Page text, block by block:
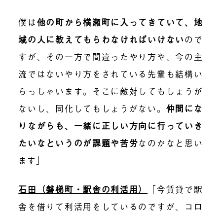
僕は他の町から横瀬町に入ってきていて、地
域の人に教えてもらわなければいけないので
すが、その一方で間違ったやり方や、今の主
流ではないやり方をされている先輩も結構い
らっしゃいます。そこに敵対してもしょうが
ないし、同化してもしょうがない。 仲間にな
りながらも、一緒に正しい方向に行っていき
たいなというのが課題や苦労なのかなと思い
ます」
石田（磐梯町・駅舎の利活用）
「今賃貸で駅
舎を借りて利活用をしているのですが、コロ